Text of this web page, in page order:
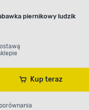
piernikowy ludzik
Kup teraz